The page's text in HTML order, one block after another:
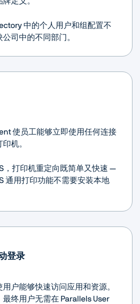
中的个人用户和组配置不
司中的不同部门。
使员工能够立即使用任何连接
机。
，打印机重定向既简单又快速 —
通用打印功能不需要安装本地
登录
户能够快速访问应用和资源。
终用户无需在 Parallels User